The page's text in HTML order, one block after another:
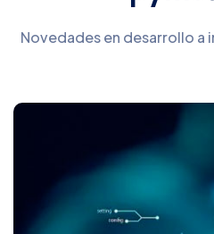
Novedades en desarrollo a